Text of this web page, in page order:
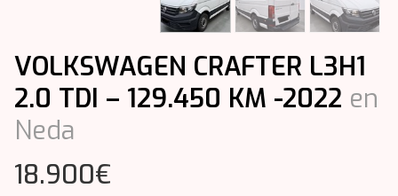
VOLKSWAGEN CRAFTER L3H1
2.0 TDI – 129.450 KM -2022 en
Neda
18.900€